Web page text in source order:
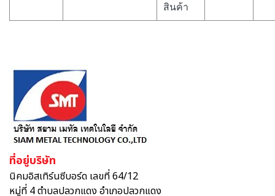
สินค้า
ที่อยู่บริษัท
นิคมอิสเทิร์นซีบอร์ด เลขที่ 64/12
หมู่ที่ 4 ตำบลปลวกแดง อำเภอปลวกแดง